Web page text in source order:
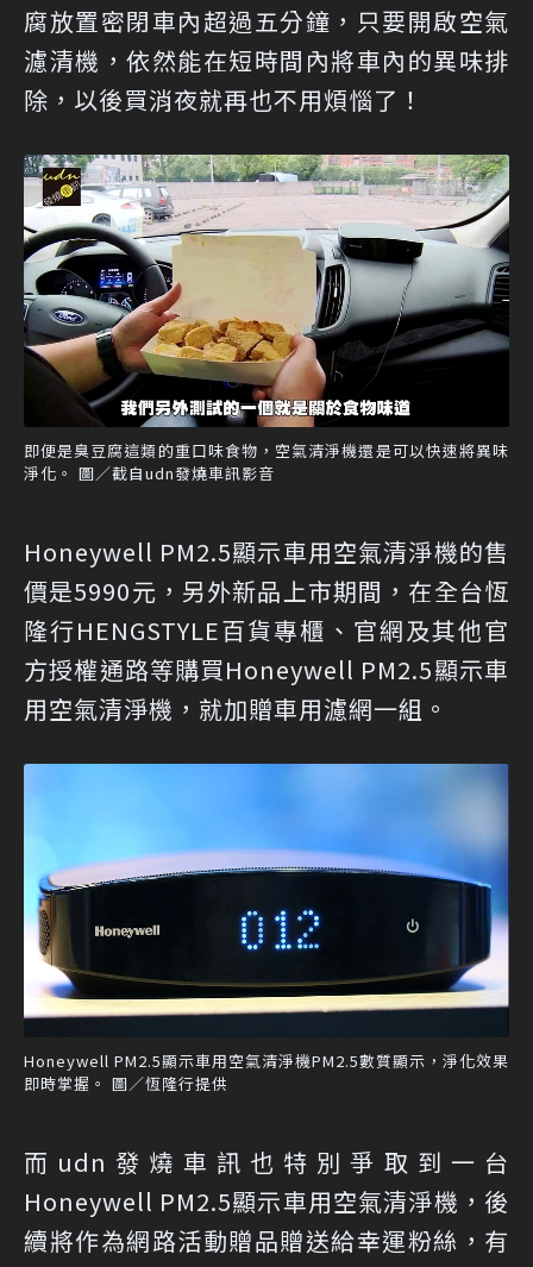
腐放置密閉車內超過五分鐘，只要開啟空氣
濾清機，依然能在短時間內將車內的異味排
除，以後買消夜就再也不用煩惱了！
即便是臭豆腐這類的重口味食物，空氣清淨機還是可以快速將異味
淨化。 圖／截自udn發燒車訊影音
Honeywell PM2.5顯示車用空氣清淨機的售
價是5990元，另外新品上市期間，在全台恆
隆行HENGSTYLE百貨專櫃、官網及其他官
方授權通路等購買Honeywell PM2.5顯示車
用空氣清淨機，就加贈車用濾網一組。
Honeywell PM2.5顯示車用空氣清淨機PM2.5數質顯示，淨化效果
即時掌握。 圖／恆隆行提供
而udn發燒車訊也特別爭取到一台
Honeywell PM2.5顯示車用空氣清淨機，後
續將作為網路活動贈品贈送給幸運粉絲，有